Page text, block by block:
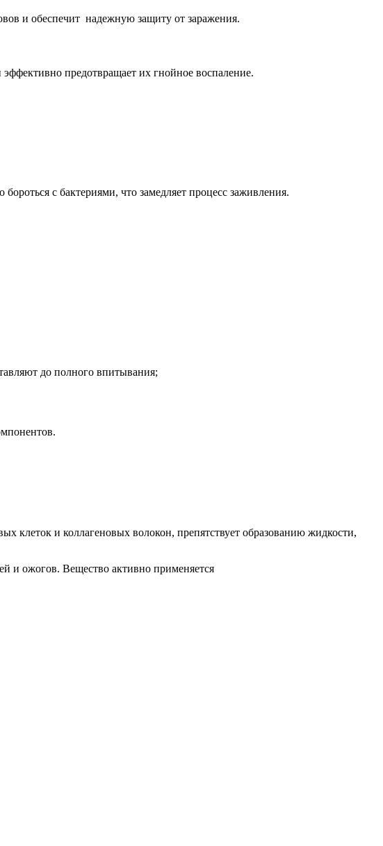
и обеспечит надежную защиту от заражения.
предотвращает их гнойное воспаление.
с бактериями, что замедляет процесс заживления.
до полного впитывания;
клеток и коллагеновых волокон, препятствует образованию жидкости,
и ожогов. Вещество активно применяется